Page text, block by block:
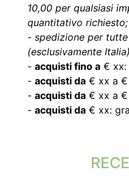
10,00 per qualsiasi
quantitativo richiesto;
- spedizione per
(esclusivamente
- acquisti fino a € xx:
- acquisti da € xx a
- acquisti da € xx a
- acquisti da € xx: